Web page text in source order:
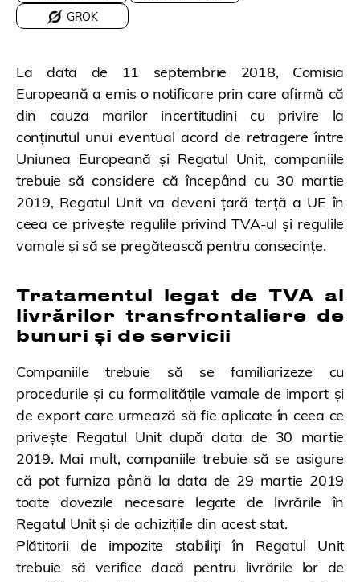
GROK
La data de 11 septembrie 2018, Comisia
Europeană a emis o notificare prin care afirmă că
din cauza marilor incertitudini cu privire la
conținutul unui eventual acord de retragere între
Uniunea Europeană și Regatul Unit, companiile
trebuie să considere că începând cu 30 martie
2019, Regatul Unit va deveni țară terță a UE în
ceea ce privește regulile privind TVA-ul și regulile
vamale și să se pregătească pentru consecințe.
Tratamentul legat de TVA al
livrărilor transfrontaliere de
bunuri și de servicii
Companiile trebuie să se familiarizeze cu
procedurile și cu formalitățile vamale de import și
de export care urmează să fie aplicate în ceea ce
privește Regatul Unit după data de 30 martie
2019. Mai mult, companiile trebuie să se asigure
că pot furniza până la data de 29 martie 2019
toate dovezile necesare legate de livrările în
Regatul Unit și de achizițiile din acest stat.
Plătitorii de impozite stabiliți în Regatul Unit
trebuie să verifice dacă pentru livrările lor de